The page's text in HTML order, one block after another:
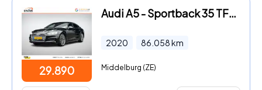
29.890
Audi A5 - Sportback 35 TFSI Sport S-line edition NL-Auto
2020 86.058km
Middelburg (ZE)